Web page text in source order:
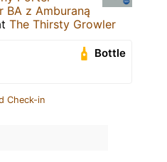
BA z Amburaną
The Thirsty Growler
Bottle
Check-in